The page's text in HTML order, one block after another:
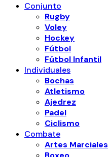
Conjunto
Rugby
Voley
Hockey
Fútbol
Fútbol Infantil
Individuales
Bochas
Atletismo
Ajedrez
Padel
Ciclismo
Combate
Artes Marciales